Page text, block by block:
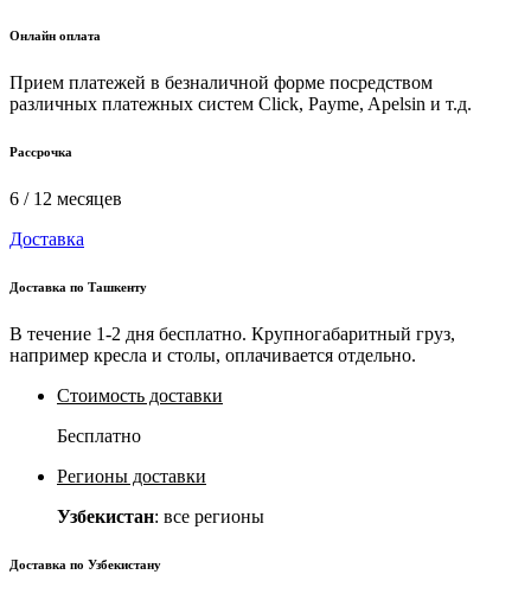
Онлайн оплата
Прием платежей в безналичной форме посредством
различных платежных систем Click, Payme, Apelsin и т.д.
Рассрочка
6 / 12 месяцев
Доставка
Доставка по Ташкенту
В течение 1-2 дня бесплатно. Крупногабаритный груз,
например кресла и столы, оплачивается отдельно.
Стоимость доставки
Бесплатно
Регионы доставки
Узбекистан: все регионы
Доставка по Узбекистану